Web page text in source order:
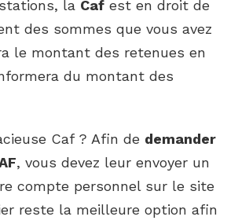
la Caf est en droit de
des sommes que vous avez
le montant des retenues en
du montant des
Caf ? Afin de demander
, vous devez leur envoyer un
compte personnel sur le site
reste la meilleure option afin